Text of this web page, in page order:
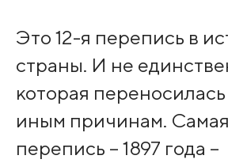
Это 12-я перепись в
страны. И не
которая
иным причинам.
перепись – 1897 года –